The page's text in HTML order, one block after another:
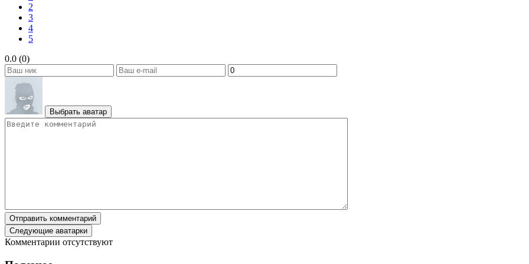
2
3
4
5
0.0 (0)
Выбрать аватар
Отправить комментарий
Следующие аватарки
Комментарии отсутствуют